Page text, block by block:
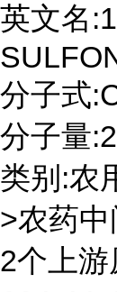
英文名
分子式
分子量
类别:农
>农药中
2个上游